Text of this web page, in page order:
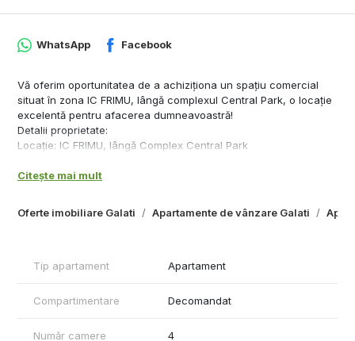
Oferte imobiliare Galati Apartamente de vânzare Galati
WhatsApp Facebook
Vă oferim oportunitatea de a achiziționa un spațiu comercial
situat în zona IC FRIMU, lângă complexul Central Park, o locație
excelentă pentru afacerea dumneavoastră!
Detalii proprietate:
Locație: IC FRIMU, lângă Complex Central Park
Compartimentare: 4 încăperi separate, 2 intrări, 2 grupuri
Construcție: din 2010, bine întreținută, ușor adaptabilă pentru
diverse activități
Potrivit pentru:
Cabinete medicale (de exemplu, stomatologie) și alte activități
medicale
Birouri și firme de servicii
Citește mai mult
Tip apartament Apartament
Compartimentare Decomandat
Număr camere 4